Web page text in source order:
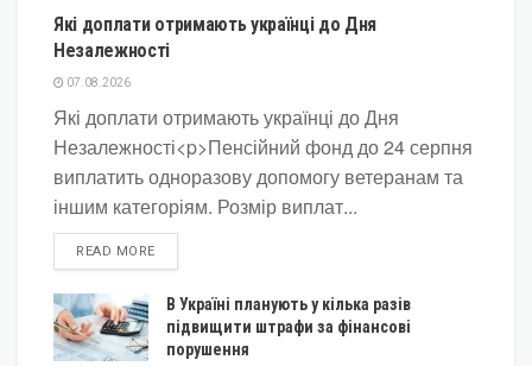
Які доплати отримають українці до Дня
Незалежності
07.08.2026
Які доплати отримають українці до Дня
Незалежності<p>Пенсійний фонд до 24 серпня
виплатить одноразову допомогу ветеранам та
іншим категоріям. Розмір виплат...
READ MOREDETAILS
В Україні планують у кілька разів
підвищити штрафи за фінансові
порушення